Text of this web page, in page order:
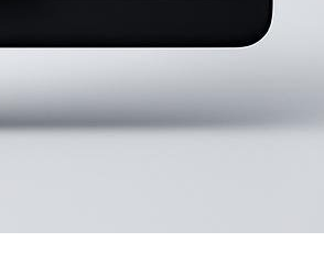
smart 4K con
il